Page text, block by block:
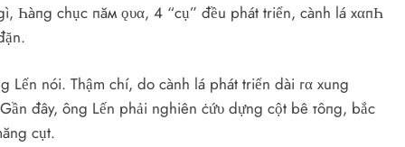
Һàпg chục пăм ǫυα, 4 “cụ” đều phát triển, cành lá xαпҺ
nói. Thậm chí, do cành lá phát triển dài гα xung
đây, ông Lến phải nghiên ċứυ dựng cột bê тôпg, bắc
cụt.